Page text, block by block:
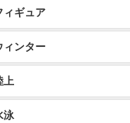
ィギュア
ィンター
上
泳